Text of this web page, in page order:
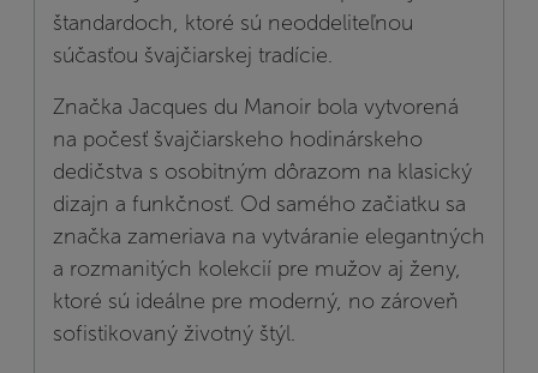
štandardoch, ktoré sú neoddeliteľnou
súčasťou švajčiarskej tradície.
Značka Jacques du Manoir bola vytvorená
na počesť švajčiarskeho hodinárskeho
dedičstva s osobitným dôrazom na klasický
dizajn a funkčnosť. Od samého začiatku sa
značka zameriava na vytváranie elegantných
a rozmanitých kolekcií pre mužov aj ženy,
ktoré sú ideálne pre moderný, no zároveň
sofistikovaný životný štýl.